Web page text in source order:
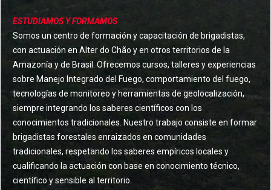
ESTUDIAMOS Y FORMAMOS
Somos un centro de formación y capacitación de brigadistas,
con actuación en Alter do Chão y en otros territorios de la
Amazonía y de Brasil. Ofrecemos cursos, talleres y experiencias
sobre Manejo Integrado del Fuego, comportamiento del fuego,
tecnologías de monitoreo y herramientas de geolocalización,
siempre integrando los saberes científicos con los
conocimientos tradicionales. Nuestro trabajo consiste en formar
brigadistas forestales enraizados en comunidades
tradicionales, respetando los saberes empíricos locales y
cualificando la actuación con base en conocimiento técnico,
científico y sensible al territorio.